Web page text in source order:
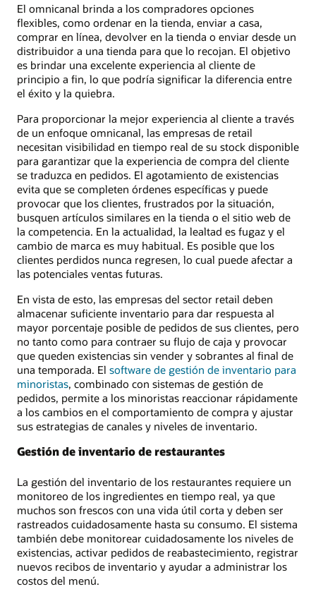
El omnicanal brinda a los compradores opciones
flexibles, como ordenar en la tienda, enviar a casa,
comprar en línea, devolver en la tienda o enviar desde un
distribuidor a una tienda para que lo recojan. El objetivo
es brindar una excelente experiencia al cliente de
principio a fin, lo que podría significar la diferencia entre
el éxito y la quiebra.
Para proporcionar la mejor experiencia al cliente a través
de un enfoque omnicanal, las empresas de retail
necesitan visibilidad en tiempo real de su stock disponible
para garantizar que la experiencia de compra del cliente
se traduzca en pedidos. El agotamiento de existencias
evita que se completen órdenes específicas y puede
provocar que los clientes, frustrados por la situación,
busquen artículos similares en la tienda o el sitio web de
la competencia. En la actualidad, la lealtad es fugaz y el
cambio de marca es muy habitual. Es posible que los
clientes perdidos nunca regresen, lo cual puede afectar a
las potenciales ventas futuras.
En vista de esto, las empresas del sector retail deben
almacenar suficiente inventario para dar respuesta al
mayor porcentaje posible de pedidos de sus clientes, pero
no tanto como para contraer su flujo de caja y provocar
que queden existencias sin vender y sobrantes al final de
una temporada. El software de gestión de inventario para
minoristas, combinado con sistemas de gestión de
pedidos, permite a los minoristas reaccionar rápidamente
a los cambios en el comportamiento de compra y ajustar
sus estrategias de canales y niveles de inventario.
Gestión de inventario de restaurantes
La gestión del inventario de los restaurantes requiere un
monitoreo de los ingredientes en tiempo real, ya que
muchos son frescos con una vida útil corta y deben ser
rastreados cuidadosamente hasta su consumo. El sistema
también debe monitorear cuidadosamente los niveles de
existencias, activar pedidos de reabastecimiento, registrar
nuevos recibos de inventario y ayudar a administrar los
costos del menú.